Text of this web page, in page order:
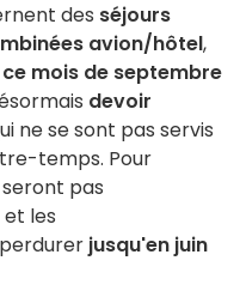
des séjours
avion/hôtel,
mois de septembre
devoir
ne se sont pas servis
temps. Pour
pas
les
jusqu'en juin